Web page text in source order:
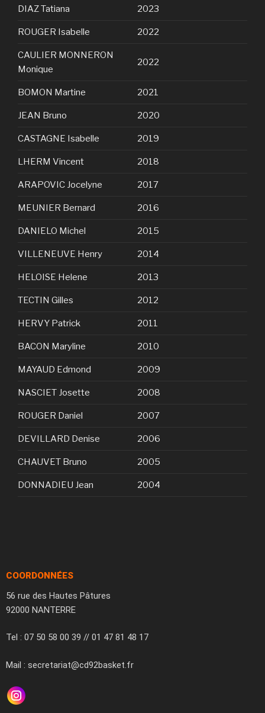
DIAZ Tatiana 2023
ROUGER Isabelle 2022
CAULIER MONNERON
Monique
2022
BOMON Martine 2021
JEAN Bruno 2020
CASTAGNE Isabelle 2019
LHERM Vincent 2018
ARAPOVIC Jocelyne 2017
MEUNIER Bernard 2016
DANIELO Michel 2015
VILLENEUVE Henry 2014
HELOISE Helene 2013
TECTIN Gilles 2012
HERVY Patrick 2011
BACON Maryline 2010
MAYAUD Edmond 2009
NASCIET Josette 2008
ROUGER Daniel 2007
DEVILLARD Denise 2006
CHAUVET Bruno 2005
DONNADIEU Jean 2004
COORDONNÉES
56 rue des Hautes Pâtures
92000 NANTERRE
Tel : 07 50 58 00 39 // 01 47 81 48 17
Mail : secretariat@cd92basket.fr